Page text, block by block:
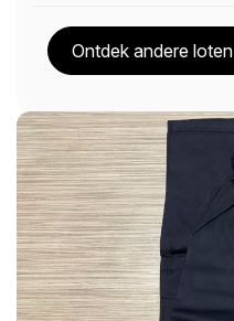
Ontdek andere loten